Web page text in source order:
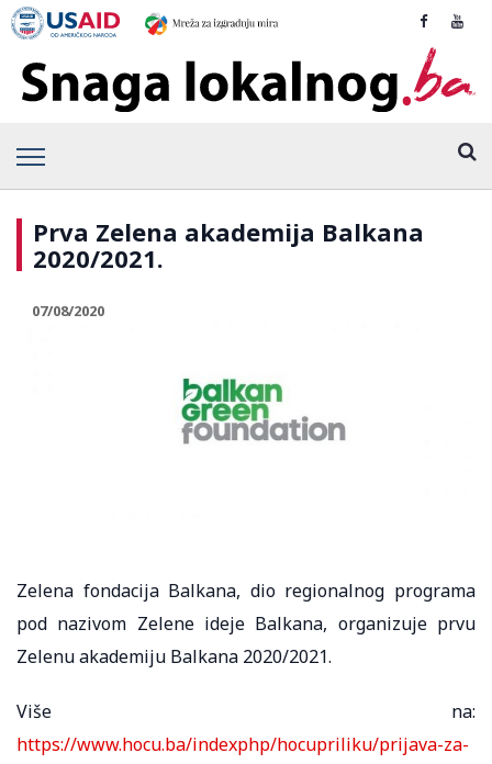
Prva Zelena akademija Balkana
2020/2021.
07/08/2020
Zelena fondacija Balkana, dio regionalnog programa
pod nazivom Zelene ideje Balkana, organizuje prvu
Zelenu akademiju Balkana 2020/2021.
Više na:
https://www.hocu.ba/indexphp/hocupriliku/prijava-za-